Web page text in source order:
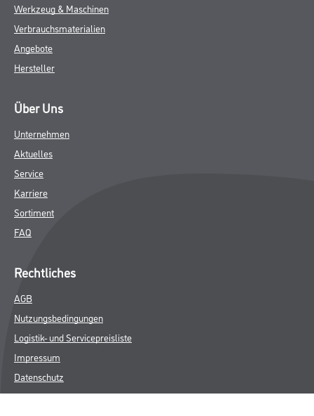
Werkzeug & Maschinen
Verbrauchsmaterialien
Angebote
Hersteller
Über Uns
Unternehmen
Aktuelles
Service
Karriere
Sortiment
FAQ
Rechtliches
AGB
Nutzungsbedingungen
Logistik- und Servicepreisliste
Impressum
Datenschutz
Integrität